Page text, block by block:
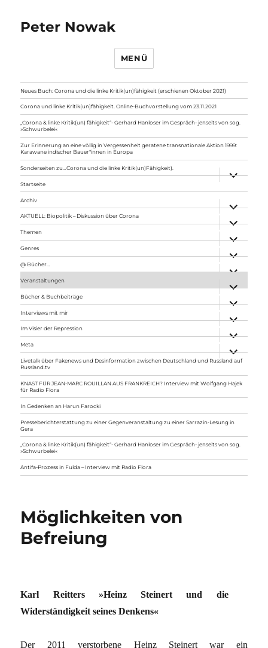
Peter Nowak
MENÜ
Neues Buch: Corona und die linke Kritik(un)fähigkeit (erschienen Oktober 2021)
Corona und linke Kritik(un)fähigkeit. Online-Buchvorstellung vom 23.11.2021
„Corona & linke Kritik(un) fähigkeit“- Gerhard Hanloser im Gespräch- jenseits von sog.
»Schwurbelei«
Zur Erinnerung an eine völlig in Vergessenheit geratene transnationale Aktion 1999:
Karawane indischer Bauer*innen in Europa
Sonderseiten zu…Corona und die linke Kritik(un)Fähigkeit).
anzeigen
Startseite
Archiv
anzeigen
AKTUELL: Biopolitik – Diskussion über Corona
anzeigen
Themen
anzeigen
Genres
anzeigen
@ Bücher…
Veranstaltungen
anzeigen
Bücher & Buchbeiträge
anzeigen
Interviews mit mir
anzeigen
Im Visier der Repression
anzeigen
Meta
anzeigen
Livetalk über Fakenews und Desinformation zwischen Deutschland und Russland auf
Russland.tv
KNAST FÜR JEAN-MARC ROUILLAN AUS FRANKREICH? Interview mit Wolfgang Hajek
für Radio Flora
In Gedenken an Harun Farocki
Presseberichterstattung zu einer Gegenveranstaltung zu einer Sarrazin-Lesung in
Gera
„Corona & linke Kritik(un) fähigkeit“- Gerhard Hanloser im Gespräch- jenseits von sog.
»Schwurbelei«
Antifa-Prozess in Fulda – Interview mit Radio Flora
Möglichkeiten von
Befreiung
Karl Reitters »Heinz Steinert und die
Widerständigkeit seines Denkens«
Der 2011 verstorbene Heinz Steinert war ein